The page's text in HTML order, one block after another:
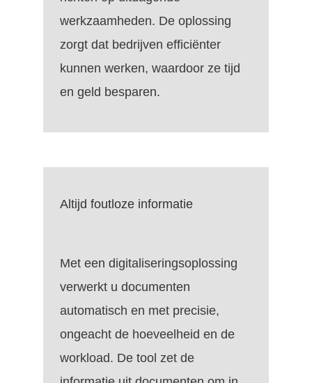
werkzaamheden. De oplossing
zorgt dat bedrijven efficiënter
kunnen werken, waardoor ze tijd
en geld besparen.
Altijd foutloze informatie
Met een digitaliseringsoplossing
verwerkt u documenten
automatisch en met precisie,
ongeacht de hoeveelheid en de
workload. De tool zet de